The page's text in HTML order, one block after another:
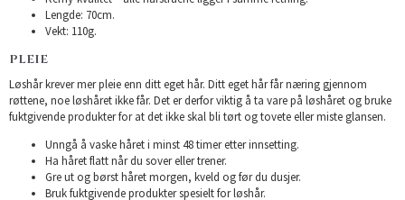
Lengde: 70cm.
Vekt: 110g.
PLEIE
Løshår krever mer pleie enn ditt eget hår. Ditt eget hår får næring gjennom
røttene, noe løshåret ikke får. Det er derfor viktig å ta vare på løshåret og bruke
fuktgivende produkter for at det ikke skal bli tørt og tovete eller miste glansen.
Unngå å vaske håret i minst 48 timer etter innsetting.
Ha håret flatt når du sover eller trener.
Gre ut og børst håret morgen, kveld og før du dusjer.
Bruk fuktgivende produkter spesielt for løshår.